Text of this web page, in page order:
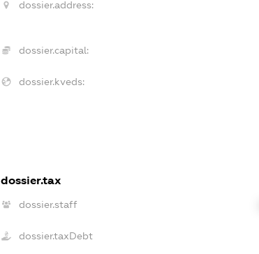
dossier.address:
dossier.capital:
dossier.kveds:
dossier.tax
dossier.staff
dossier.taxDebt